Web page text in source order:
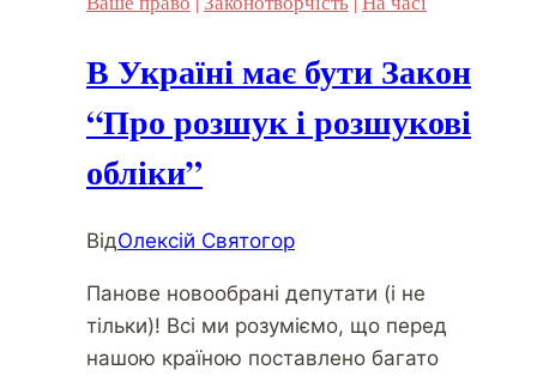
В Україні має бути Закон
“Про розшук і розшукові
обліки”
ВідОлексій Святогор
Панове новообрані депутати (і не
тільки)! Всі ми розуміємо, що перед
нашою країною поставлено багато